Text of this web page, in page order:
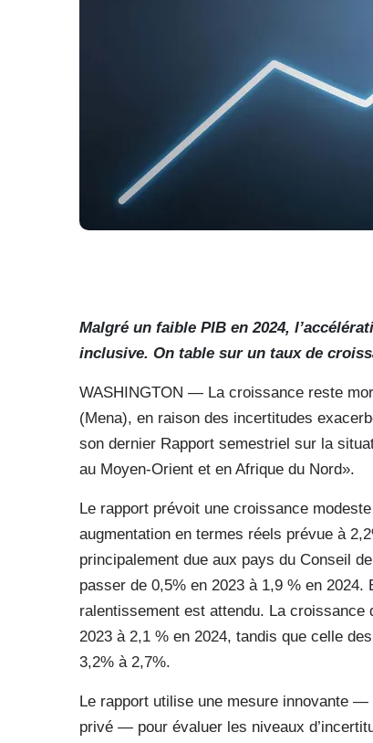
Malgré un faible PIB en 2024,
inclusive. On table sur un taux de
WASHINGTON — La croissance reste
(Mena), en raison des incertitudes
son dernier Rapport semestriel sur la
au Moyen-Orient et en Afrique du Nord».
Le rapport prévoit une croissance
augmentation en termes réels prévue à
principalement due aux pays du Conseil
passer de 0,5% en 2023 à 1,9 % en
ralentissement est attendu. La
2023 à 2,1 % en 2024, tandis que celle
3,2% à 2,7%.
Le rapport utilise une mesure innovante
privé — pour évaluer les niveaux